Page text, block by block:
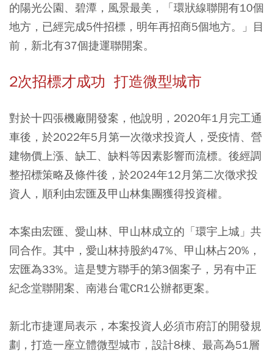
的陽光公園、碧潭，風景最美，「環狀線聯開有10個
地方，已經完成5件招標，明年再招商5個地方。」目
前，新北有37個捷運聯開案。
2次招標才成功 打造微型城市
對於十四張機廠開發案，他說明，2020年1月完工通
車後，於2022年5月第一次徵求投資人，受疫情、營
建物價上漲、缺工、缺料等因素影響而流標。後經調
整招標策略及條件後，於2024年12月第二次徵求投
資人，順利由宏匯及甲山林集團獲得投資權。
本案由宏匯、愛山林、甲山林成立的「環宇上城」共
同合作。其中，愛山林持股約47%、甲山林占20%，
宏匯為33%。這是雙方聯手的第3個案子，另有中正
紀念堂聯開案、南港台電CR1公辦都更案。
新北市捷運局表示，本案投資人必須市府訂的開發規
劃，打造一座立體微型城市，設計8棟、最高為51層